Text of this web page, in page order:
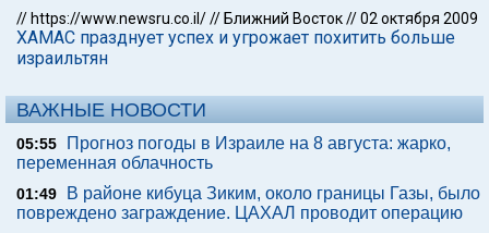
// https://www.newsru.co.il/// Ближний Восток//02 октября 2009
ХАМАС празднует успех и угрожает похитить больше
израильтян
ВАЖНЫЕ НОВОСТИ
05:55
Прогноз погоды в Израиле на 8 августа: жарко,
переменная облачность
01:49
В районе кибуца Зиким, около границы Газы, было
повреждено заграждение. ЦАХАЛ проводит операцию